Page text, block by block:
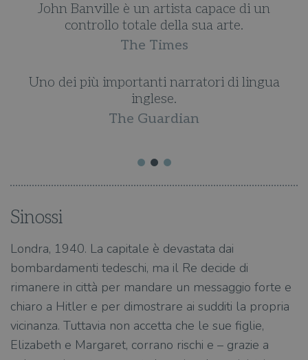
John Banville è un artista capace di un
controllo totale della sua arte.
The Times
Uno dei più importanti narratori di lingua
inglese.
The Guardian
Sinossi
Londra, 1940. La capitale è devastata dai
bombardamenti tedeschi, ma il Re decide di
rimanere in città per mandare un messaggio forte e
chiaro a Hitler e per dimostrare ai sudditi la propria
vicinanza. Tuttavia non accetta che le sue figlie,
Elizabeth e Margaret, corrano rischi e – grazie a